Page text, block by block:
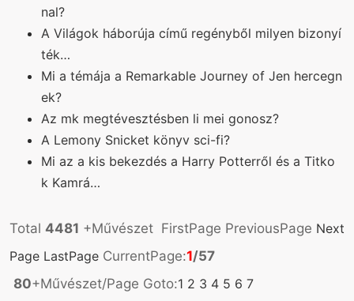
nal?
A Világok háborúja című regényből milyen bizonyí
ték…
Mi a témája a Remarkable Journey of Jen hercegn
ek?
Az mk megtévesztésben li mei gonosz?
A Lemony Snicket könyv sci-fi?
Mi az a kis bekezdés a Harry Potterről és a Titko
k Kamrá…
Total 4481 +Művészet FirstPage PreviousPage Next
Page LastPage CurrentPage:1/57
80+Művészet/Page Goto:1 2 3 4 5 6 7